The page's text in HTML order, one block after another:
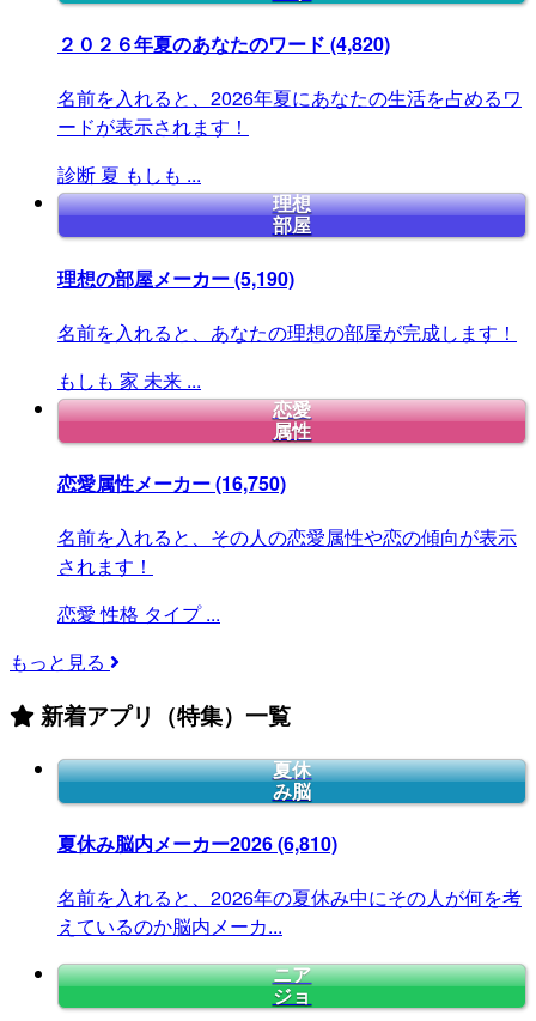
２０２６年夏のあなたのワード (4,820)
名前を入れると、2026年夏にあなたの生活を占めるワ
ードが表示されます！
診断 夏 もしも ...
理想
部屋
理想の部屋メーカー(5,190)
名前を入れると、あなたの理想の部屋が完成します！
もしも 家 未来 ...
恋愛
属性
恋愛属性メーカー(16,750)
名前を入れると、その人の恋愛属性や恋の傾向が表示
されます！
恋愛 性格 タイプ ...
もっと見る
新着アプリ（特集）一覧
夏休
み脳
夏休み脳内メーカー2026(6,810)
名前を入れると、2026年の夏休み中にその人が何を考
えているのか脳内メーカ...
ニア
ジョ